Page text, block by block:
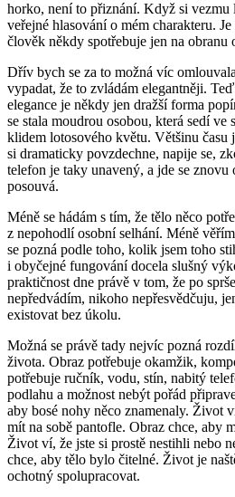
horko, není to přiznání. Když si vezmu
veřejné hlasování o mém charakteru.
člověk někdy spotřebuje jen na obranu
Dřív bych se za to možná víc
vypadat, že to zvládám elegantněji.
elegance je někdy jen dražší forma
se stala moudrou osobou, která sedí ve
klidem lotosového květu. Většinu času
si dramaticky povzdechne, napije se,
telefon je taky unavený, a jde se znovu
posouvá.
Méně se hádám s tím, že tělo něco
z nepohodlí osobní selhání. Méně
se pozná podle toho, kolik jsem toho
i obyčejné fungování docela slušný
praktičnost dne právě v tom, že po
nepředvádím, nikoho nepřesvědčuju,
existovat bez úkolu.
Možná se právě tady nejvíc pozná
života. Obraz potřebuje okamžik,
potřebuje ručník, vodu, stín, nabitý
podlahu a možnost nebýt pořád
aby bosé nohy něco znamenaly. Život
mít na sobě pantofle. Obraz chce, aby
Život ví, že jste si prostě nestihli nebo
chce, aby tělo bylo čitelné. Život je
ochotný spolupracovat.